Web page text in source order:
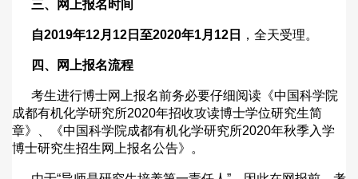
三、网上报名时间
自2019年12月 12 日至2020年1月 12 日 ，全天受理。
四、网上报名流程
考生进行博士网上报名前务必要仔细阅读《中国科学院
成都有机化学研究所2020年招收攻读博士学位研究生简
章》、《中国科学院成都有机化学研究所2020年秋季入学
博士研究生招生网上报名公告》。